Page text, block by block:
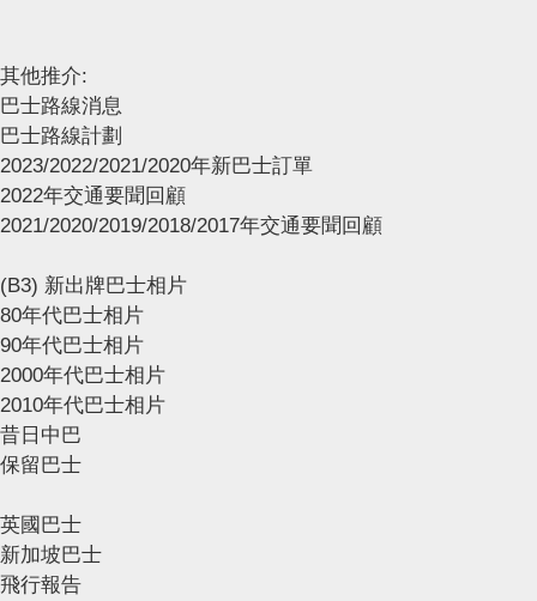
其他推介:
巴士路線消息
巴士路線計劃
2023/2022/2021/2020年新巴士訂單
2022年交通要聞回顧
2021/2020/2019/2018/2017年交通要聞回顧
(B3) 新出牌巴士相片
80年代巴士相片
90年代巴士相片
2000年代巴士相片
2010年代巴士相片
昔日中巴
保留巴士
英國巴士
新加坡巴士
飛行報告